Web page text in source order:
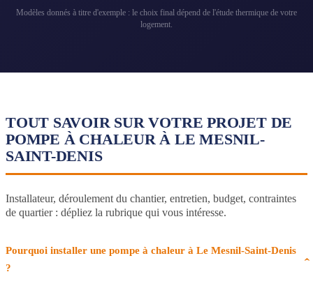
Modèles donnés à titre d'exemple : le choix final dépend de l'étude thermique de votre
logement.
TOUT SAVOIR SUR VOTRE PROJET DE
POMPE À CHALEUR À LE MESNIL-
SAINT-DENIS
Installateur, déroulement du chantier, entretien, budget, contraintes
de quartier : dépliez la rubrique qui vous intéresse.
Pourquoi installer une pompe à chaleur à Le Mesnil-Saint-Denis
?